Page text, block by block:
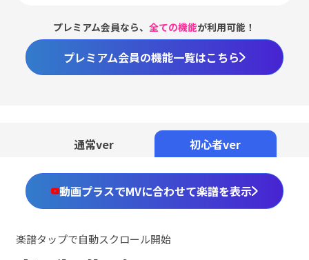
プレミアム会員なら、全ての機能が利用可能！
プレミアム会員の機能一覧はこちら
通常ver 初心者ver
動画プラスでMVに合わせて楽譜を表示
楽譜タップで自動スクロール開始